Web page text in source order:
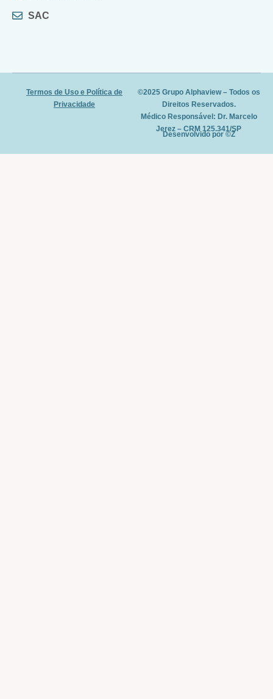
SAC
©2025 Grupo Alphaview – Todos os
Direitos Reservados.
Médico Responsável: Dr. Marcelo
Jerez – CRM 125.341/SP
Desenvolvido por ©Z
Termos de Uso e Política de
Privacidade